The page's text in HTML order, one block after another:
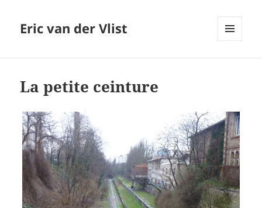
Eric van der Vlist
La petite ceinture